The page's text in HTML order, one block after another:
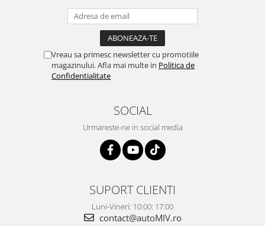
Vreau sa primesc newsletter cu promotiile
magazinului. Afla mai multe in Politica de
Confidentialitate
SOCIAL
Urmareste-ne in social media
SUPORT CLIENTI
Luni-Vineri: 10:00: 17:00
contact@autoMIV.ro